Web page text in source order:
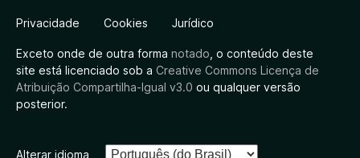
Privacidade Cookies Jurídico
Exceto onde de outra forma notado , o conteúdo deste
site está licenciado sob a Creative Commons Licença de
Atribuição Compartilha-Igual v3.0 ou qualquer versão
posterior.
Alterar idioma